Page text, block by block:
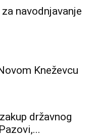
navodnjavanje
Kneževcu
državnog